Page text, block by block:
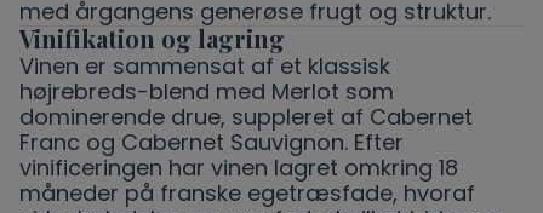
med årgangens generøse frugt og struktur.
Vinifikation og lagring
Vinen er sammensat af et klassisk
højrebreds-blend med Merlot som
dominerende drue, suppleret af Cabernet
Franc og Cabernet Sauvignon. Efter
vinificeringen har vinen lagret omkring 18
måneder på franske egetræsfade, hvoraf